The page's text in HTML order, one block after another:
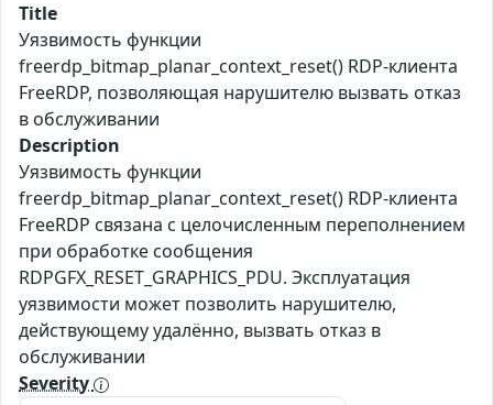
Title
Уязвимость функции
freerdp_bitmap_planar_context_reset() RDP-клиента
FreeRDP, позволяющая нарушителю вызвать отказ
в обслуживании
Description
Уязвимость функции
freerdp_bitmap_planar_context_reset() RDP-клиента
FreeRDP связана с целочисленным переполнением
при обработке сообщения
RDPGFX_RESET_GRAPHICS_PDU. Эксплуатация
уязвимости может позволить нарушителю,
действующему удалённо, вызвать отказ в
обслуживании
Severity